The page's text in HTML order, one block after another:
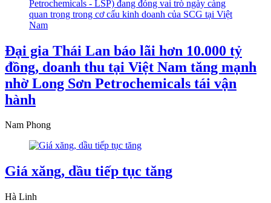
Đại gia Thái Lan báo lãi hơn 10.000 tỷ
đồng, doanh thu tại Việt Nam tăng mạnh
nhờ Long Sơn Petrochemicals tái vận
hành
Nam Phong
Giá xăng, dầu tiếp tục tăng
Hà Linh